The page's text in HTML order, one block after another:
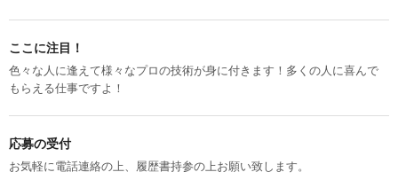
ここに注目！
色々な人に逢えて様々なプロの技術が身に付きます！多くの人に喜んで
もらえる仕事ですよ！
応募の受付
お気軽に電話連絡の上、履歴書持参の上お願い致します。